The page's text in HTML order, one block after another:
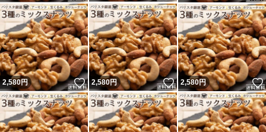
2,580円 いいね！
2,580円 いいね！
2,580円